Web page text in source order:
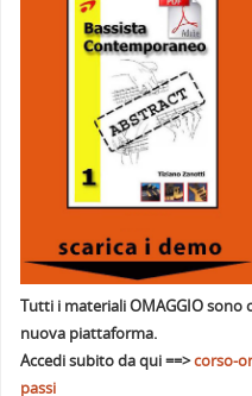
Tutti i materiali OMAGGIO
nuova piattaforma.
Accedi subito da qui ==>corso-
passi